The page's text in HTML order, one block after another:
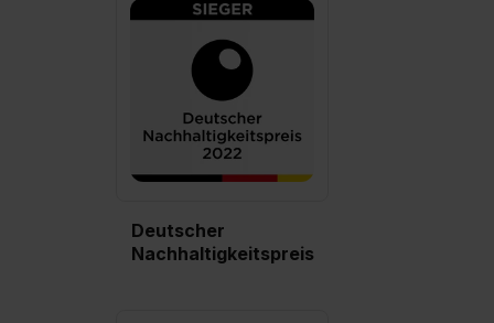
Deutscher
Nachhaltigkeitspreis